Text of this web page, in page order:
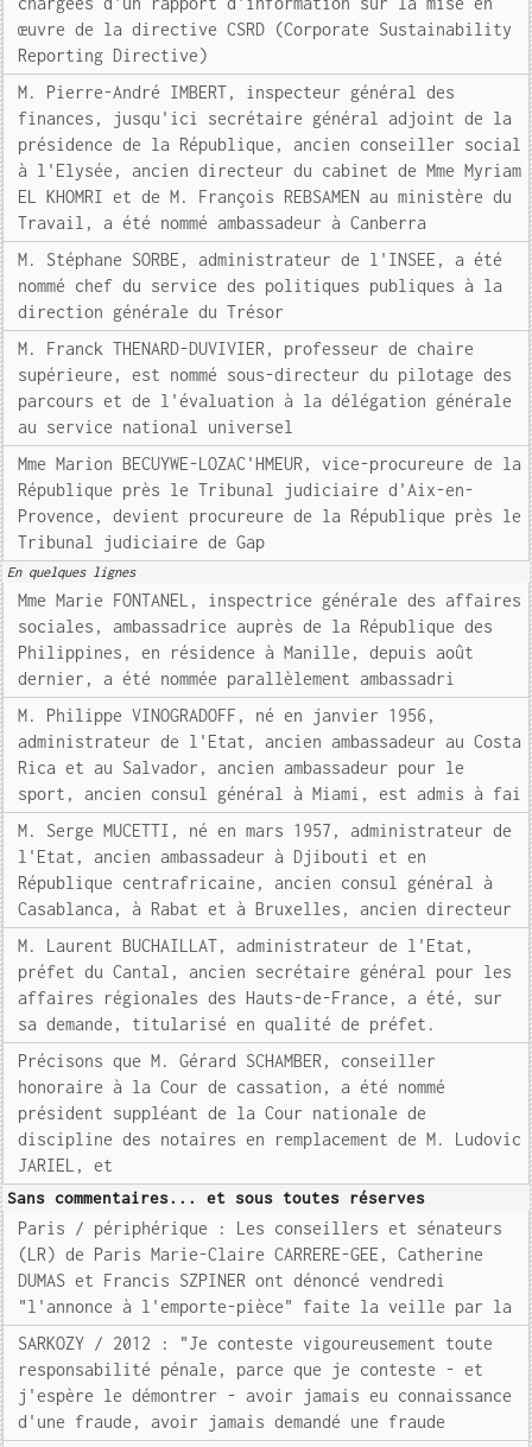
œuvre de la directive CSRD (Corporate Sustainability
Reporting Directive)
M. Pierre-André IMBERT, inspecteur général des
finances, jusqu'ici secrétaire général adjoint de la
présidence de la République, ancien conseiller social
à l'Elysée, ancien directeur du cabinet de Mme Myriam
EL KHOMRI et de M. François REBSAMEN au ministère du
Travail, a été nommé ambassadeur à Canberra
M. Stéphane SORBE, administrateur de l'INSEE, a été
nommé chef du service des politiques publiques à la
direction générale du Trésor
M. Franck THENARD-DUVIVIER, professeur de chaire
supérieure, est nommé sous-directeur du pilotage des
parcours et de l'évaluation à la délégation générale
au service national universel
Mme Marion BECUYWE-LOZAC'HMEUR, vice-procureure de la
République près le Tribunal judiciaire d'Aix-en-
Provence, devient procureure de la République près le
Tribunal judiciaire de Gap
En quelques lignes
Mme Marie FONTANEL, inspectrice générale des affaires
sociales, ambassadrice auprès de la République des
Philippines, en résidence à Manille, depuis août
dernier, a été nommée parallèlement ambassadri
M. Philippe VINOGRADOFF, né en janvier 1956,
administrateur de l'Etat, ancien ambassadeur au Costa
Rica et au Salvador, ancien ambassadeur pour le
sport, ancien consul général à Miami, est admis à fai
M. Serge MUCETTI, né en mars 1957, administrateur de
l'Etat, ancien ambassadeur à Djibouti et en
République centrafricaine, ancien consul général à
Casablanca, à Rabat et à Bruxelles, ancien directeur
M. Laurent BUCHAILLAT, administrateur de l'Etat,
préfet du Cantal, ancien secrétaire général pour les
affaires régionales des Hauts-de-France, a été, sur
sa demande, titularisé en qualité de préfet.
Précisons que M. Gérard SCHAMBER, conseiller
honoraire à la Cour de cassation, a été nommé
président suppléant de la Cour nationale de
discipline des notaires en remplacement de M. Ludovic
JARIEL, et
Sans commentaires... et sous toutes réserves
Paris / périphérique : Les conseillers et sénateurs
(LR) de Paris Marie-Claire CARRERE-GEE, Catherine
DUMAS et Francis SZPINER ont dénoncé vendredi
"l'annonce à l'emporte-pièce" faite la veille par la
SARKOZY / 2012 : "Je conteste vigoureusement toute
responsabilité pénale, parce que je conteste - et
j'espère le démontrer - avoir jamais eu connaissance
d'une fraude, avoir jamais demandé une fraude